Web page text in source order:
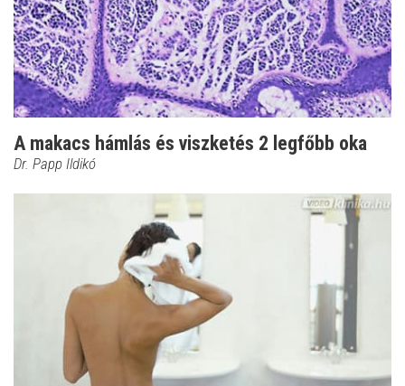
A makacs hámlás és viszketés 2 legfőbb oka
Dr. Papp Ildikó